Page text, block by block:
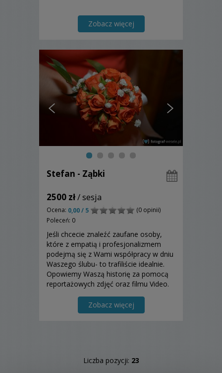
Zobacz więcej
Stefan - Ząbki
2500 zł/ sesja
Ocena: 0,00 / 5
(0 opinii)
Poleceń: 0
Jeśli chcecie znaleźć zaufane osoby,
które z empatią i profesjonalizmem
podejmą się z Wami współpracy w dniu
Waszego ślubu- to trafiliście idealnie.
Opowiemy Waszą historię za pomocą
reportażowych zdjęć oraz filmu Video.
Zobacz więcej
Liczba pozycji: 23